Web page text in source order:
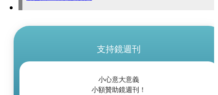
支持鏡週刊
小心意大意義
小額贊助鏡週刊！